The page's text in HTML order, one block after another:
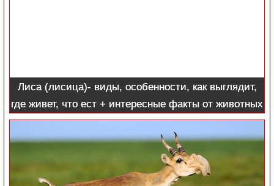
Лиса (лисица)- виды, особенности, как выглядит,
где живет, что ест + интересные факты от животных